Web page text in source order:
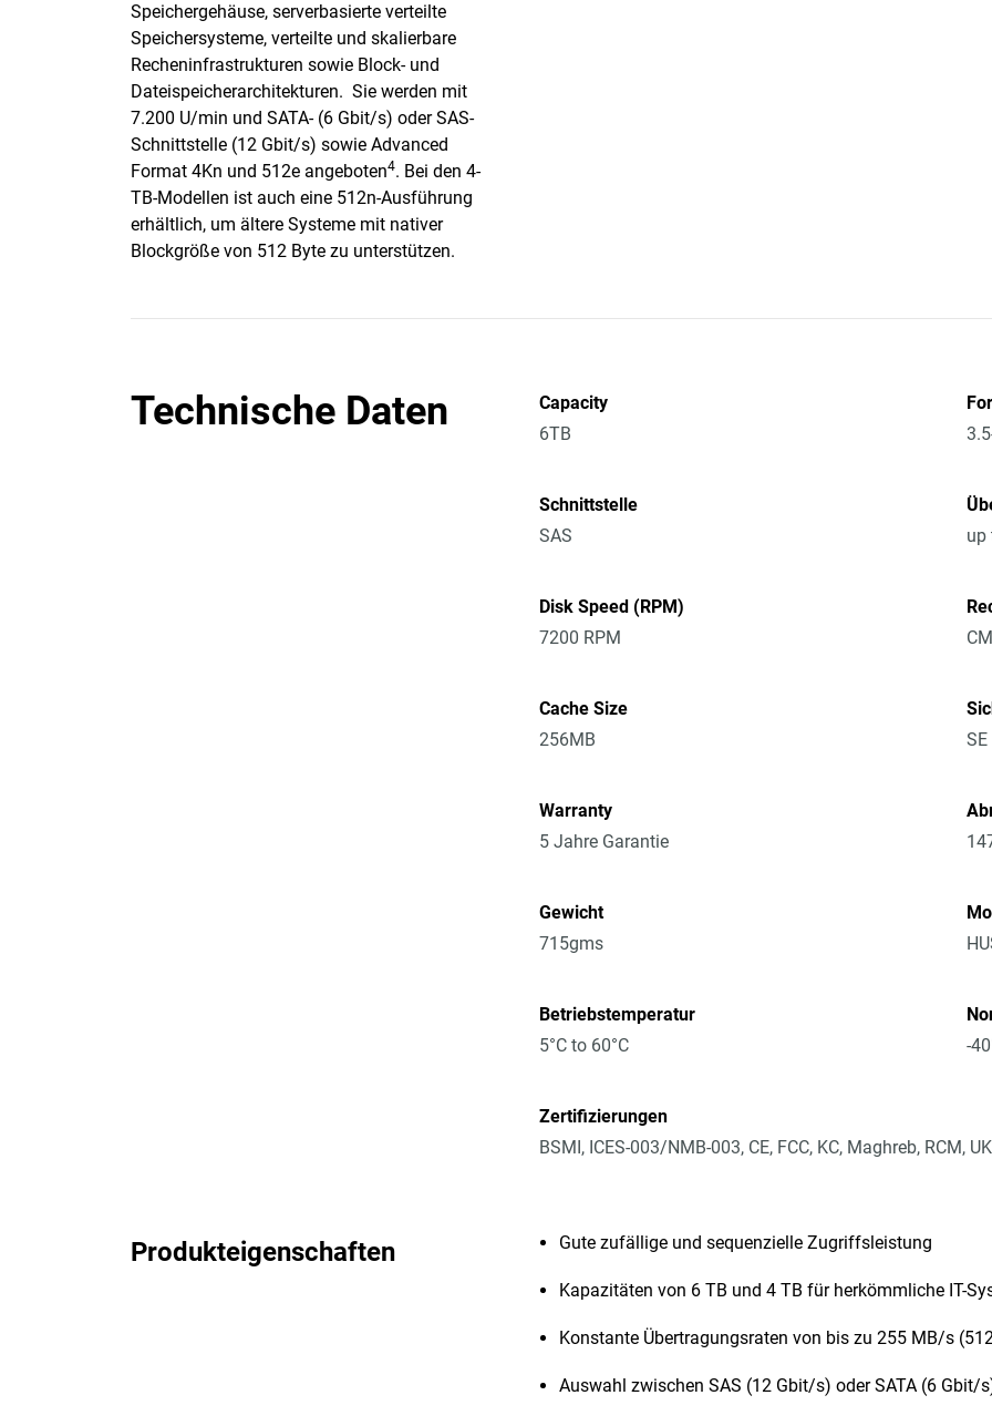
Speichergehäuse, serverbasierte verteilte
Speichersysteme, verteilte und skalierbare
Recheninfrastrukturen sowie Block- und
Dateispeicherarchitekturen. Sie werden mit
7.200 U/min und SATA- (6 Gbit/s) oder SAS-
Schnittstelle (12 Gbit/s) sowie Advanced
Format 4Kn und 512e angeboten4. Bei den 4-
TB-Modellen ist auch eine 512n-Ausführung
erhältlich, um ältere Systeme mit nativer
Blockgröße von 512 Byte zu unterstützen.
Technische Daten
Capacity
6TB
Schnittstelle
SAS
up
Disk Speed (RPM)
7200 RPM
Cache Size
256MB
SE
Warranty
5 Jahre Garantie
Gewicht
715gms
Betriebstemperatur
5°C to 60°C
-
Zertifizierungen
BSMI, ICES-003/NMB-003, CE, FCC, KC, Maghreb, RCM,
Produkteigenschaften Gute zufällige und sequenzielle Zugriffsleistung
Kapazitäten von 6 TB und 4 TB für herkömmliche IT-
Konstante Übertragungsraten von bis zu 255 MB/s
Auswahl zwischen SAS (12 Gbit/s) oder SATA (6 Gbit/